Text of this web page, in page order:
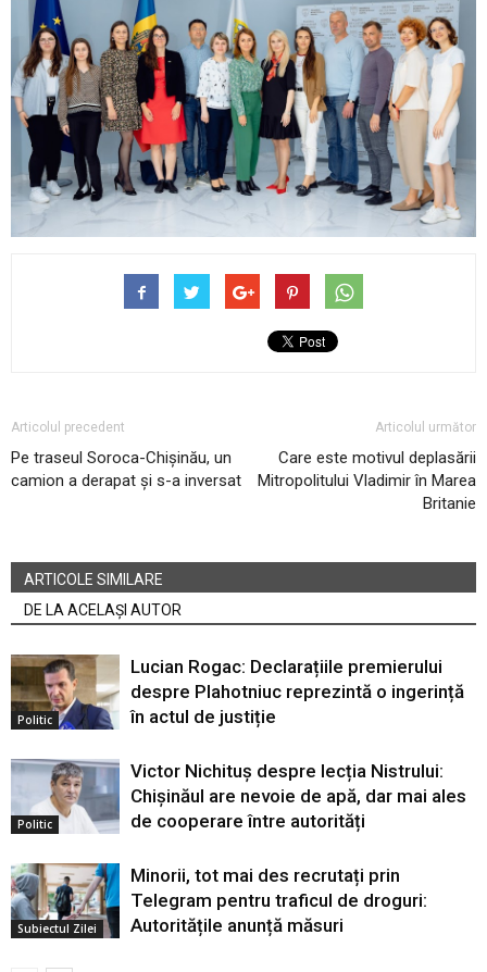
Articolul precedent
Pe traseul Soroca-Chișinău, un
camion a derapat și s-a inversat
Articolul următor
Care este motivul deplasării
Mitropolitului Vladimir în Marea
Britanie
ARTICOLE SIMILARE
DE LA ACELAȘI AUTOR
Politic
Lucian Rogac: Declarațiile premierului
despre Plahotniuc reprezintă o ingerință
în actul de justiție
Politic
Victor Nichituș despre lecția Nistrului:
Chișinăul are nevoie de apă, dar mai ales
de cooperare între autorități
Subiectul Zilei
Minorii, tot mai des recrutați prin
Telegram pentru traficul de droguri:
Autoritățile anunță măsuri